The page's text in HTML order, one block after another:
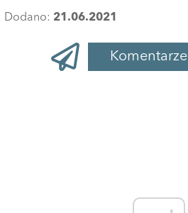
Dodano: 21.06.2021
Komentarze